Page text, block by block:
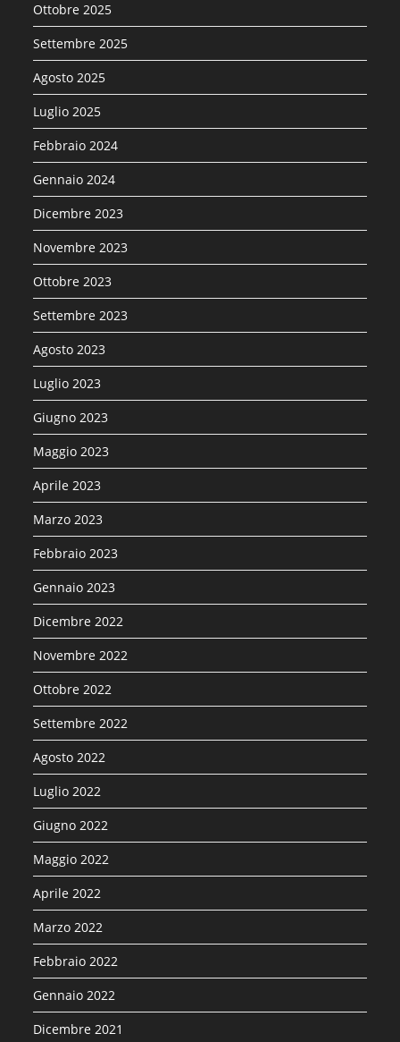
Ottobre 2025
Settembre 2025
Agosto 2025
Luglio 2025
Febbraio 2024
Gennaio 2024
Dicembre 2023
Novembre 2023
Ottobre 2023
Settembre 2023
Agosto 2023
Luglio 2023
Giugno 2023
Maggio 2023
Aprile 2023
Marzo 2023
Febbraio 2023
Gennaio 2023
Dicembre 2022
Novembre 2022
Ottobre 2022
Settembre 2022
Agosto 2022
Luglio 2022
Giugno 2022
Maggio 2022
Aprile 2022
Marzo 2022
Febbraio 2022
Gennaio 2022
Dicembre 2021